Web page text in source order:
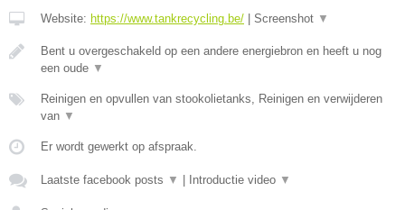
Website: https://www.tankrecycling.be/ | Screenshot ▼
Bent u overgeschakeld op een andere energiebron en heeft u nog
een oude ▼
Reinigen en opvullen van stookolietanks, Reinigen en verwijderen
van ▼
Er wordt gewerkt op afspraak.
Laatste facebook posts ▼ | Introductie video ▼